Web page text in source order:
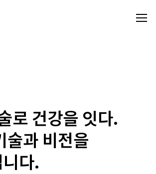
로 건강을 잇다.
술과 비전을
다.